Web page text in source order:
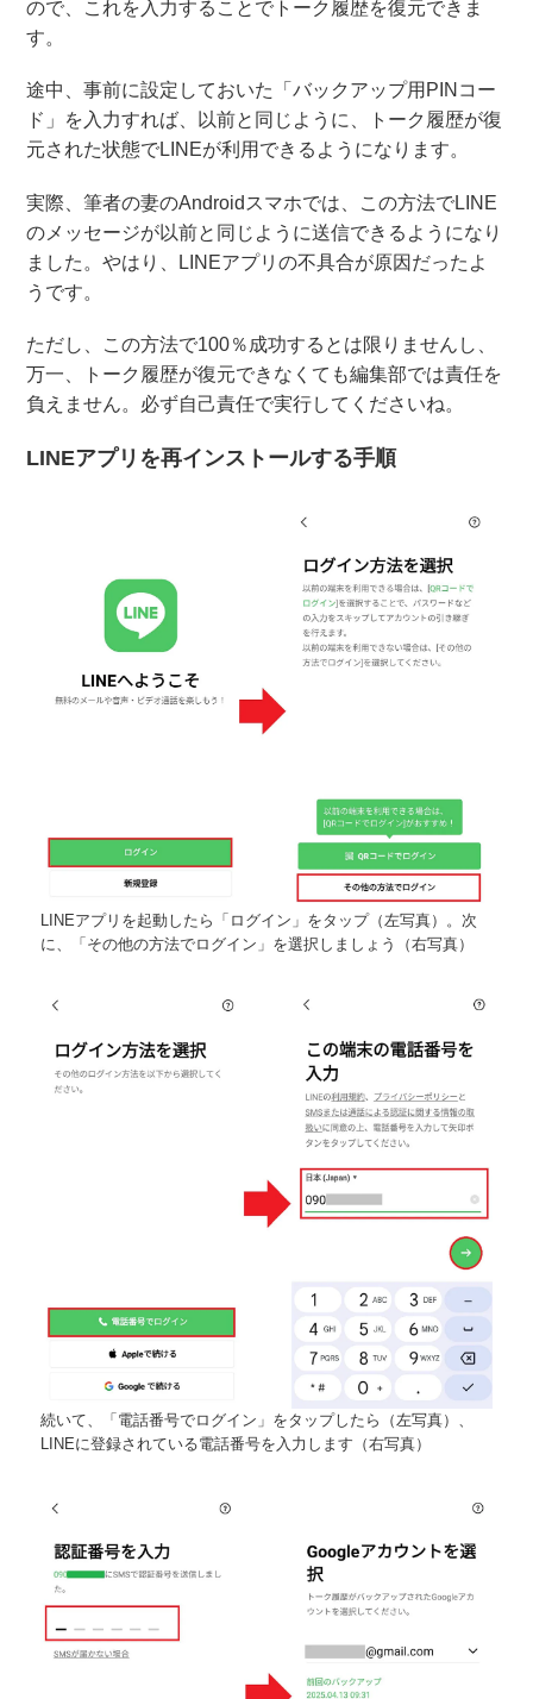
ので、これを入力することでトーク履歴を復元できま
す。
途中、事前に設定しておいた「バックアップ用PINコー
ド」を入力すれば、以前と同じように、トーク履歴が復
元された状態でLINEが利用できるようになります。
実際、筆者の妻のAndroidスマホでは、この方法でLINE
のメッセージが以前と同じように送信できるようになり
ました。やはり、LINEアプリの不具合が原因だったよ
うです。
ただし、この方法で100％成功するとは限りませんし、
万一、トーク履歴が復元できなくても編集部では責任を
負えません。必ず自己責任で実行してくださいね。
LINEアプリを再インストールする手順
LINEアプリを起動したら「ログイン」をタップ（左写真）。次
に、「その他の方法でログイン」を選択しましょう（右写真）
続いて、「電話番号でログイン」をタップしたら（左写真）、
LINEに登録されている電話番号を入力します（右写真）